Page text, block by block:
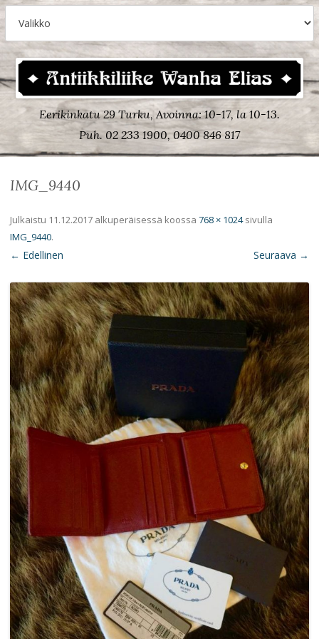
Eerikinkatu 29 Turku, Avoinna: 10-17, la 10-13.
Puh. 02 233 1900, 0400 846 817
IMG_9440
Julkaistu 11.12.2017 alkuperäisessä koossa 768 × 1024sivulla
IMG_9440.
← Edellinen Seuraava →